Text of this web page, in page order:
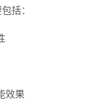
括：
效果